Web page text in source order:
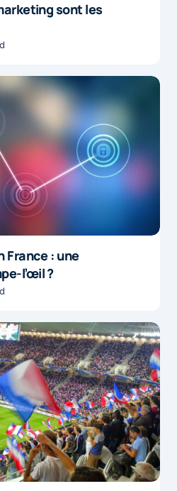
sont les
France : une
l’œil ?